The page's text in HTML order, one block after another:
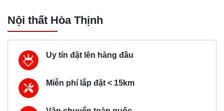
Nội thất Hòa Thịnh
Uy tín đặt lên hàng đầu
Miễn phí lắp đặt < 15km